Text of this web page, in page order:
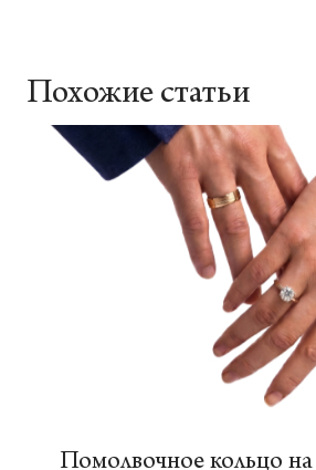
Похожие статьи
Помолвочное кольцо на